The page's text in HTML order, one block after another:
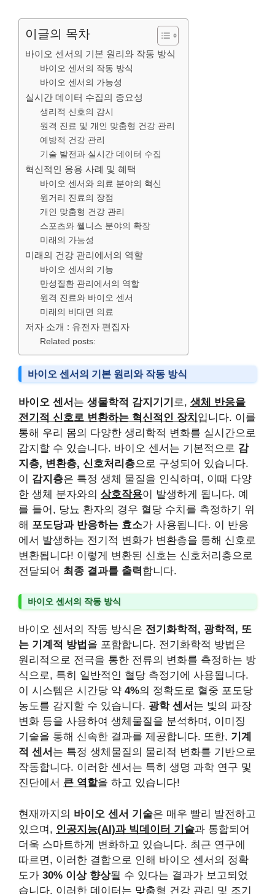
이글의 목차
바이오 센서의 기본 원리와 작동 방식
바이오 센서의 작동 방식
바이오 센서의 가능성
실시간 데이터 수집의 중요성
생리적 신호의 감시
원격 진료 및 개인 맞춤형 건강 관리
예방적 건강 관리
기술 발전과 실시간 데이터 수집
혁신적인 응용 사례 및 혜택
바이오 센서와 의료 분야의 혁신
원거리 진료의 장점
개인 맞춤형 건강 관리
스포츠와 웰니스 분야의 확장
미래의 가능성
미래의 건강 관리에서의 역할
바이오 센서의 기능
만성질환 관리에서의 역할
원격 진료와 바이오 센서
미래의 비대면 의료
저자 소개 : 유전자 편집자
Related posts:
바이오 센서의 기본 원리와 작동 방식
바이오 센서 는 생물학적 감지기기 로, 생체 반응을
전기적 신호로 변환하는 혁신적인 장치 입니다. 이를
통해 우리 몸의 다양한 생리학적 변화를 실시간으로
감지할 수 있습니다. 바이오 센서는 기본적으로 감
지층, 변환층, 신호처리층으로 구성되어 있습니다.
이 감지층은 특정 생체 물질을 인식하며, 이때 다양
한 생체 분자와의 상호작용이 발생하게 됩니다. 예
를 들어, 당뇨 환자의 경우 혈당 수치를 측정하기 위
해 포도당과 반응하는 효소가 사용됩니다. 이 반응
에서 발생하는 전기적 변화가 변환층을 통해 신호로
변환됩니다! 이렇게 변환된 신호는 신호처리층으로
전달되어 최종 결과를 출력합니다.
바이오 센서의 작동 방식
바이오 센서의 작동 방식은 전기화학적, 광학적, 또
는 기계적 방법 을 포함합니다. 전기화학적 방법은
원리적으로 전극을 통한 전류의 변화를 측정하는 방
식으로, 특히 일반적인 혈당 측정기에 사용됩니다.
이 시스템은 시간당 약 4%의 정확도로 혈중 포도당
농도를 감지할 수 있습니다. 광학 센서 는 빛의 파장
변화 등을 사용하여 생체물질을 분석하며, 이미징
기술을 통해 신속한 결과를 제공합니다. 또한, 기계
적 센서 는 특정 생체물질의 물리적 변화를 기반으로
작동합니다. 이러한 센서는 특히 생명 과학 연구 및
진단에서 큰 역할을 하고 있습니다!
현재까지의 바이오 센서 기술은 매우 빨리 발전하고
있으며, 인공지능(AI)과 빅데이터 기술과 통합되어
더욱 스마트하게 변화하고 있습니다. 최근 연구에
따르면, 이러한 결합으로 인해 바이오 센서의 정확
도가 30% 이상 향상될 수 있다는 결과가 보고되었
습니다. 이러한 데이터는 맞춤형 건강 관리 및 조기